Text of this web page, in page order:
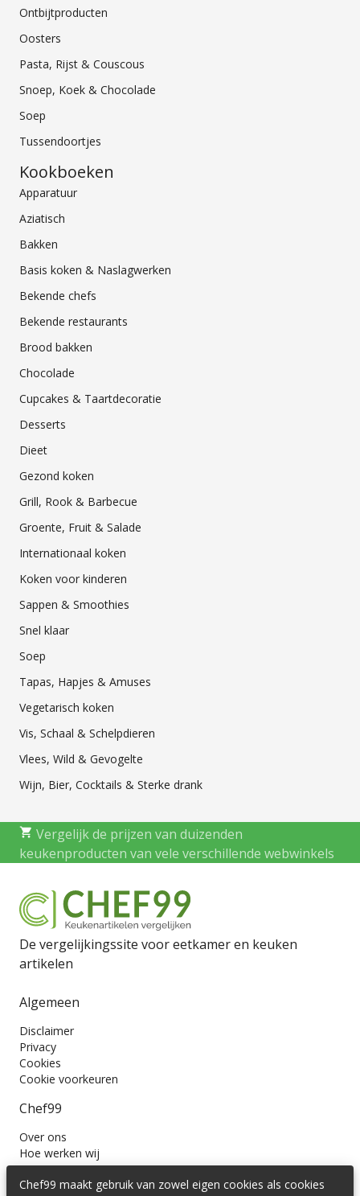
Ontbijtproducten
Oosters
Pasta, Rijst & Couscous
Snoep, Koek & Chocolade
Soep
Tussendoortjes
Kookboeken
Apparatuur
Aziatisch
Bakken
Basis koken & Naslagwerken
Bekende chefs
Bekende restaurants
Brood bakken
Chocolade
Cupcakes & Taartdecoratie
Desserts
Dieet
Gezond koken
Grill, Rook & Barbecue
Groente, Fruit & Salade
Internationaal koken
Koken voor kinderen
Sappen & Smoothies
Snel klaar
Soep
Tapas, Hapjes & Amuses
Vegetarisch koken
Vis, Schaal & Schelpdieren
Vlees, Wild & Gevogelte
Wijn, Bier, Cocktails & Sterke drank
Vergelijk de prijzen van duizenden
keukenproducten van vele verschillende webwinkels
De vergelijkingssite voor eetkamer en keuken
artikelen
Algemeen
Disclaimer
Privacy
Cookies
Cookie voorkeuren
Chef99
Over ons
Hoe werken wij
Contact
Chef99 maakt gebruik van zowel eigen cookies als cookies